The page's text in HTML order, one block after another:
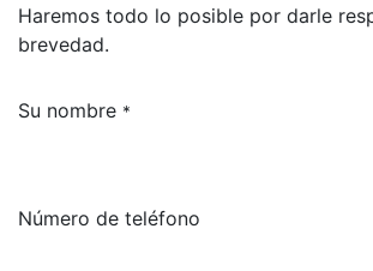
Haremos todo lo posible por darle
brevedad.
Su nombre *
Número de teléfono